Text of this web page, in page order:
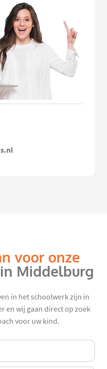
voor onze
Middelburg
in het schoolwerk zijn in
en wij gaan direct op zoek
voor uw kind.